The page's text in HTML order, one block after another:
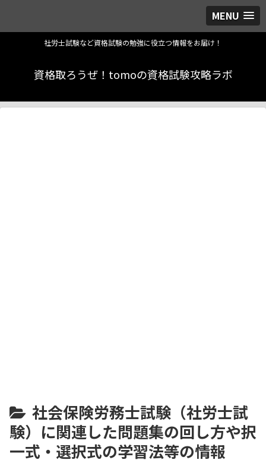
MENU
社労士試験など資格試験の勉強に役立つ情報をお届け！
資格取ろうぜ！tomoの資格試験攻略ラボ
社会保険労務士試験（社労士試
験）に関連した問題集の回し方や択
一式・選択式の学習法等の情報